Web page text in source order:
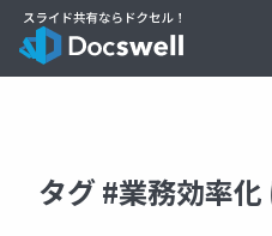
タグ #業務効率